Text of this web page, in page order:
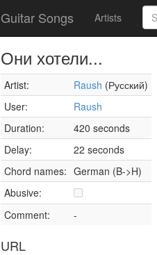
Guitar Songs Artists
Они хотели...
Artist: Raush (Русский)
User:
Raush
Duration:
420 seconds
Delay:
22 seconds
Chord names: German (B->H)
Abusive:
Comment:
-
URL